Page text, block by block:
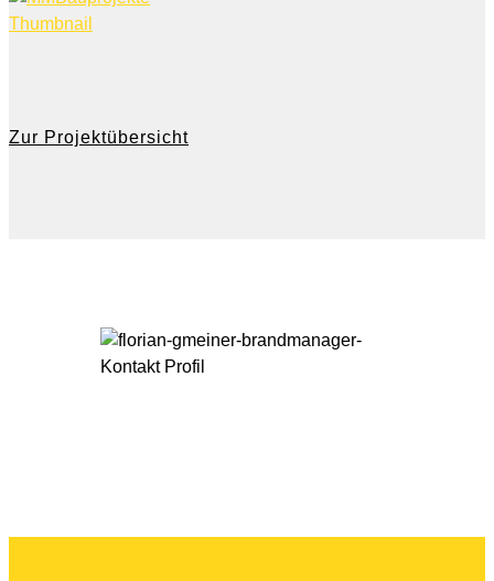
Zur Projektübersicht